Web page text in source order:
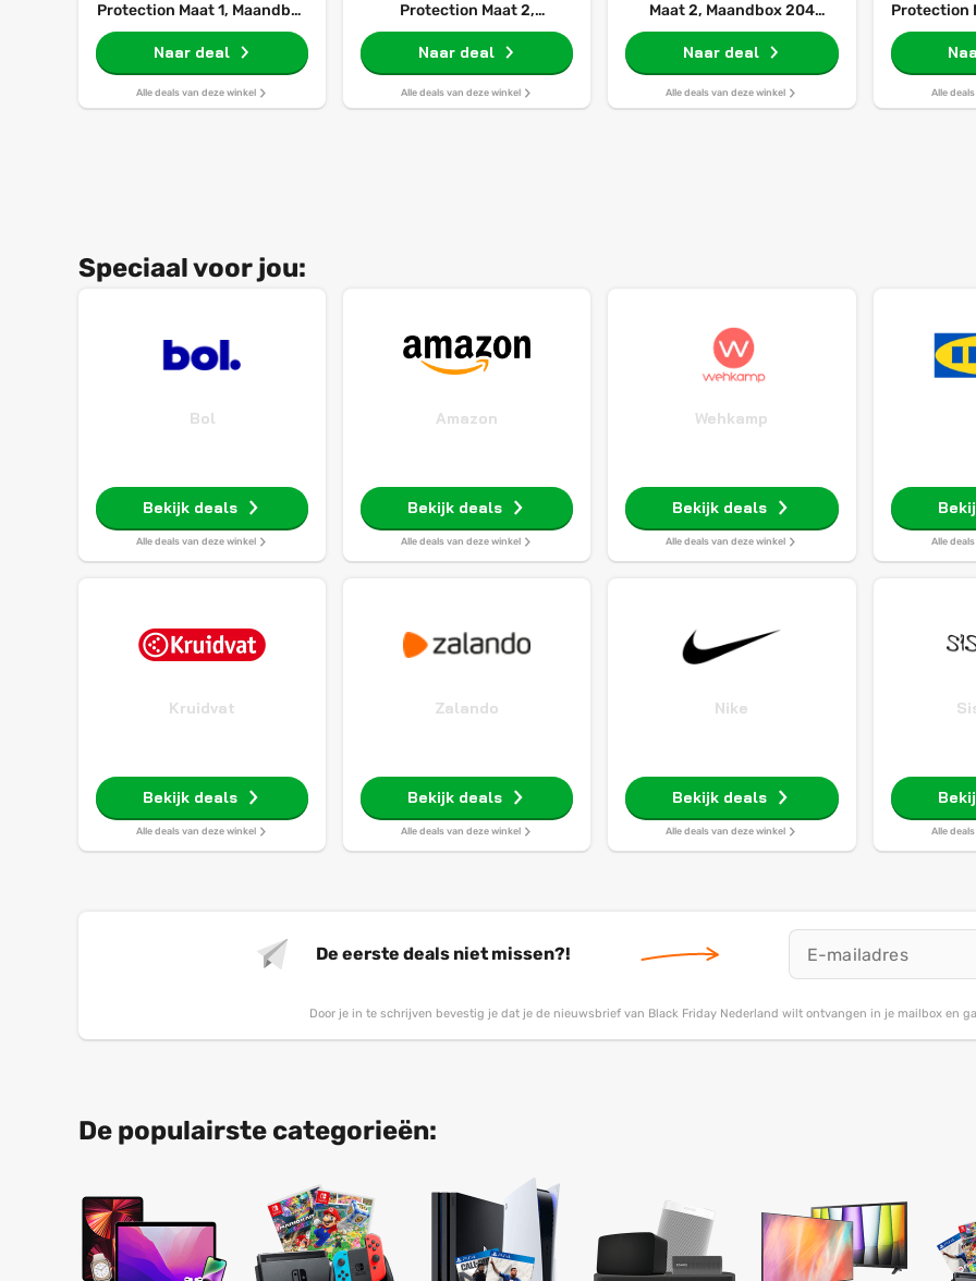
Protection Maat 1, Maandbox
180 Luiers, 2-5kg
Naar deal
Alle deals van deze winkel
Protection Maat 2,
Maandbox 240 Luiers, 4-8kg
Naar deal
Alle deals van deze winkel
Maat 2, Maandbox 204
Luiers, 4-8kg
Naar deal
Alle deals van deze winkel
Protection
- 240
Alle
Speciaal voor jou:
Bol
Bekijk deals
Alle deals van deze winkel
Amazon
Bekijk deals
Alle deals van deze winkel
Wehkamp
Bekijk deals
Alle deals van deze winkel Alle
Kruidvat
Bekijk deals
Alle deals van deze winkel
Zalando
Bekijk deals
Alle deals van deze winkel
Nike
Bekijk deals
Alle deals van deze winkel Alle
De eerste deals niet missen?!
Door je in te schrijven bevestig je dat je de nieuwsbrief van Black Friday Nederland wilt ontvangen in je mailbox en
De populairste categorieën: